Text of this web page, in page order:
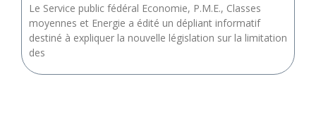
Le Service public fédéral Economie, P.M.E., Classes
moyennes et Energie a édité un dépliant informatif
destiné à expliquer la nouvelle législation sur la limitation
des